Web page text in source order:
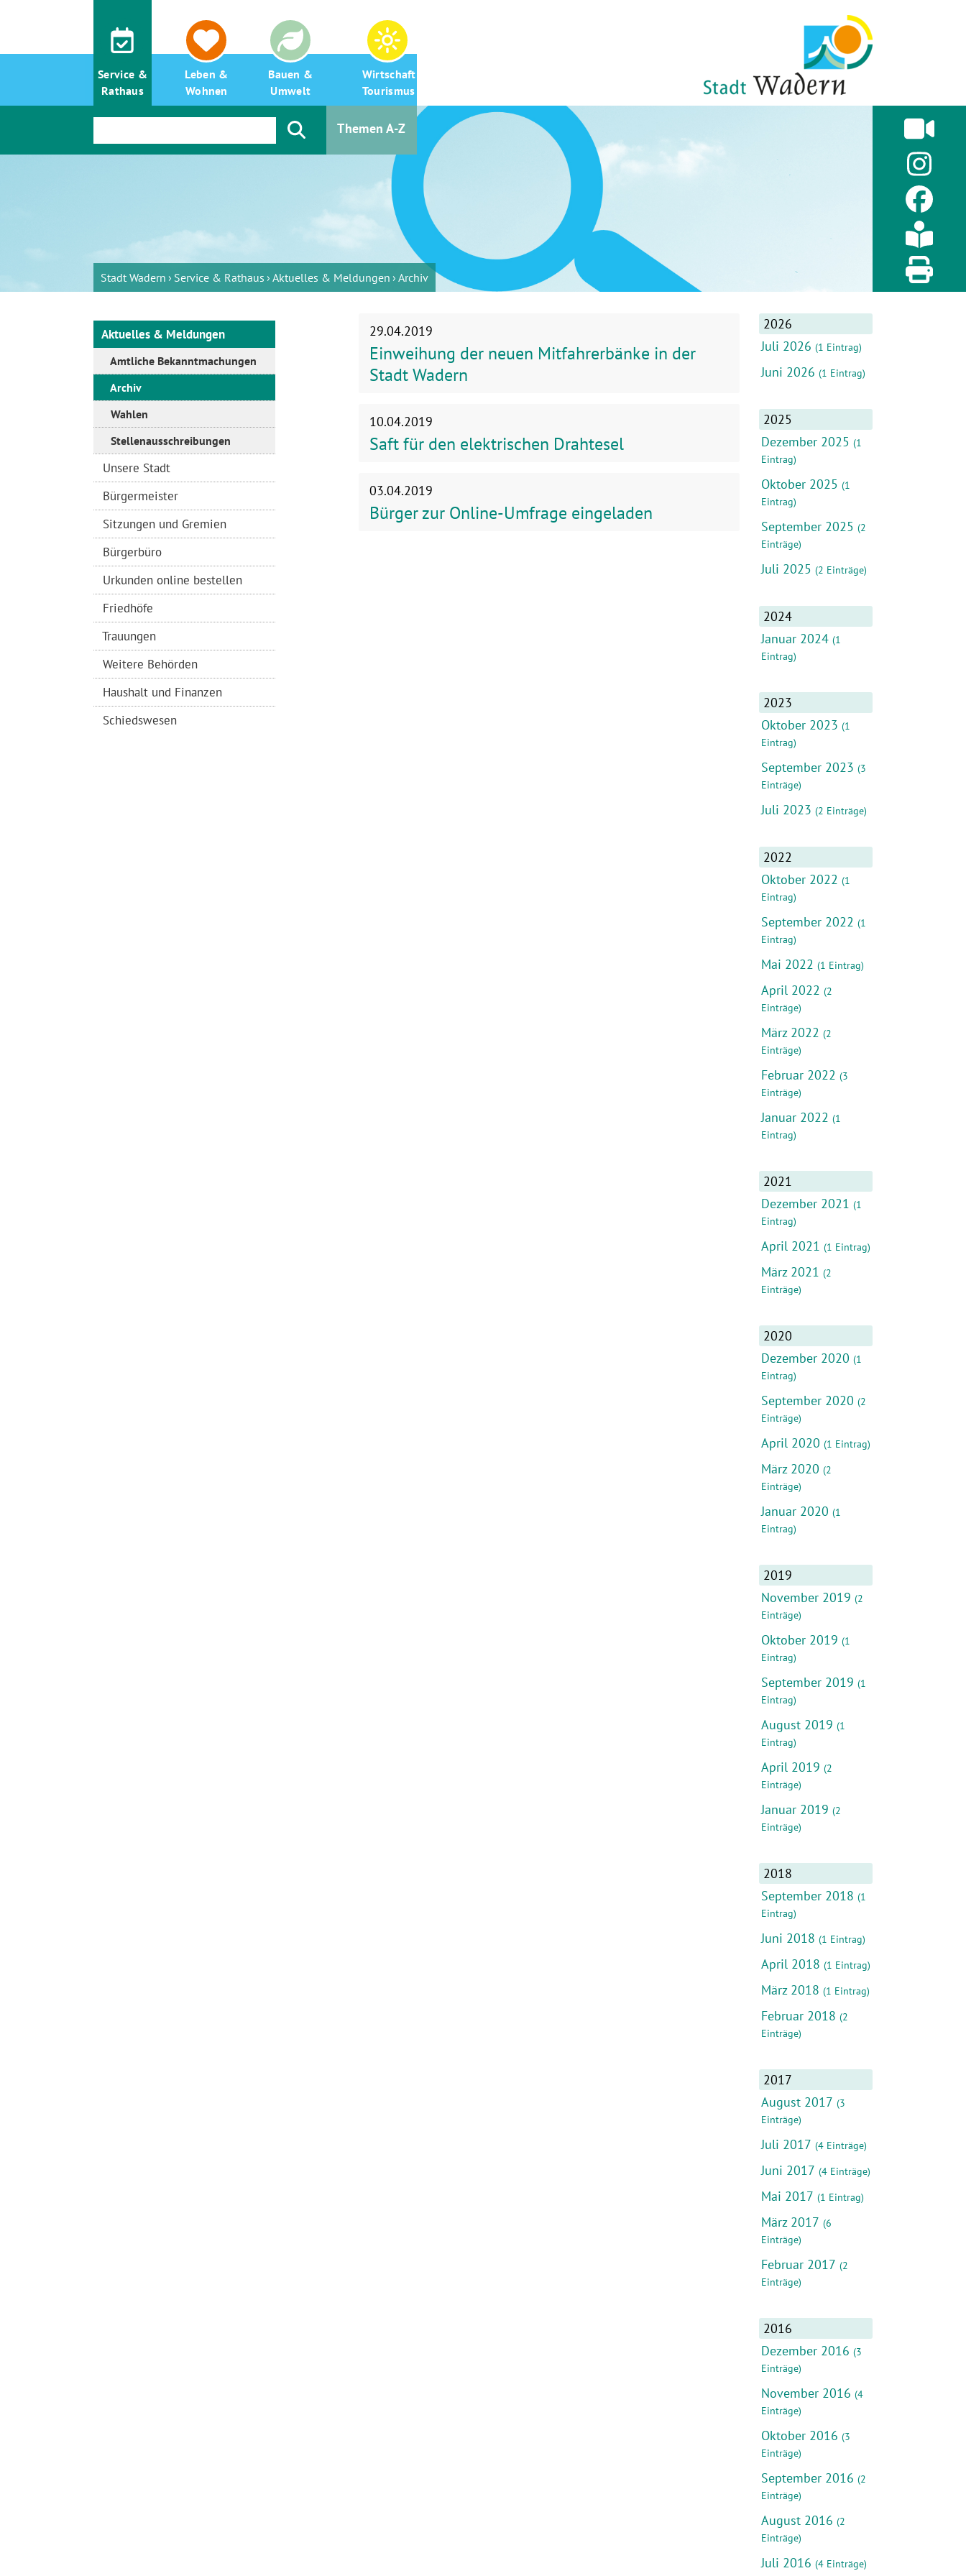
Service &
Rathaus
Leben &
Wohnen
Bauen &
Umwelt
Wirtschaft &
Tourismus
Themen A-Z
Stadt Wadern Service & Rathaus Aktuelles & Meldungen Archiv
Aktuelles & Meldungen
Amtliche Bekanntmachungen
Archiv
Wahlen
Stellenausschreibungen
Unsere Stadt
Bürgermeister
Sitzungen und Gremien
Bürgerbüro
Urkunden online bestellen
Friedhöfe
Trauungen
Weitere Behörden
Haushalt und Finanzen
Schiedswesen
29.04.2019
Einweihung der neuen Mitfahrerbänke in der
Stadt Wadern
10.04.2019
Saft für den elektrischen Drahtesel
03.04.2019
Bürger zur Online-Umfrage eingeladen
2026
Juli 2026 (1 Eintrag)
Juni 2026 (1 Eintrag)
2025
Dezember 2025 (1
Eintrag)
Oktober 2025 (1
Eintrag)
September 2025 (2
Einträge)
Juli 2025 (2 Einträge)
2024
Januar 2024 (1
Eintrag)
2023
Oktober 2023 (1
Eintrag)
September 2023 (3
Einträge)
Juli 2023 (2 Einträge)
2022
Oktober 2022 (1
Eintrag)
September 2022 (1
Eintrag)
Mai 2022 (1 Eintrag)
April 2022 (2
Einträge)
März 2022 (2
Einträge)
Februar 2022 (3
Einträge)
Januar 2022 (1
Eintrag)
2021
Dezember 2021 (1
Eintrag)
April 2021 (1 Eintrag)
März 2021 (2
Einträge)
2020
Dezember 2020 (1
Eintrag)
September 2020 (2
Einträge)
April 2020 (1 Eintrag)
März 2020 (2
Einträge)
Januar 2020 (1
Eintrag)
2019
November 2019 (2
Einträge)
Oktober 2019 (1
Eintrag)
September 2019 (1
Eintrag)
August 2019 (1
Eintrag)
April 2019 (2
Einträge)
Januar 2019 (2
Einträge)
2018
September 2018 (1
Eintrag)
Juni 2018 (1 Eintrag)
April 2018 (1 Eintrag)
März 2018 (1 Eintrag)
Februar 2018 (2
Einträge)
2017
August 2017 (3
Einträge)
Juli 2017 (4 Einträge)
Juni 2017 (4 Einträge)
Mai 2017 (1 Eintrag)
März 2017 (6
Einträge)
Februar 2017 (2
Einträge)
2016
Dezember 2016 (3
Einträge)
November 2016 (4
Einträge)
Oktober 2016 (3
Einträge)
September 2016 (2
Einträge)
August 2016 (2
Einträge)
Juli 2016 (4 Einträge)